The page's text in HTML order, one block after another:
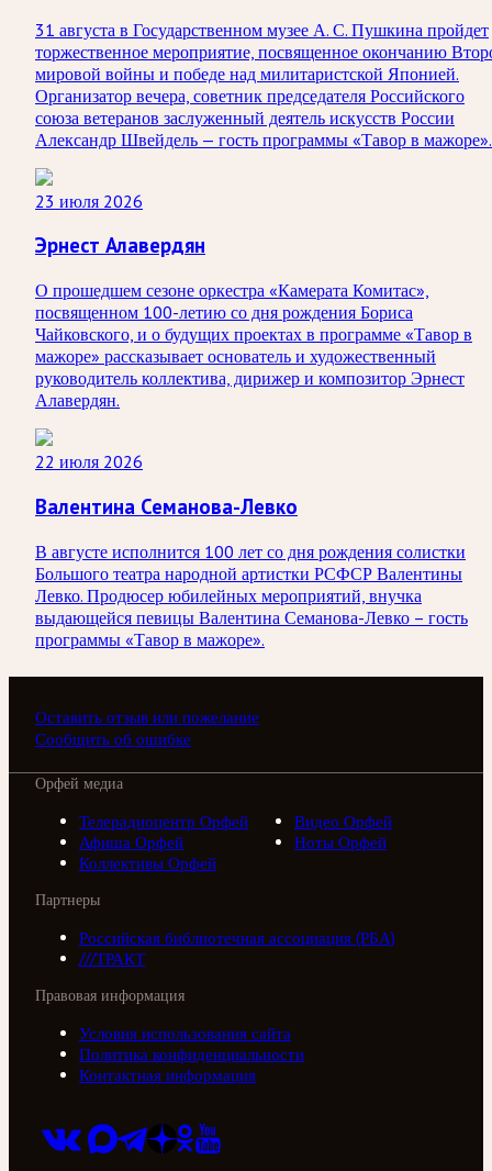
31 августа в Государственном музее А. С. Пушкина пройдет
торжественное мероприятие, посвященное окончанию
мировой войны и победе над милитаристской Японией.
Организатор вечера, советник председателя Российского
союза ветеранов заслуженный деятель искусств России
Александр Швейдель — гость программы «Тавор в мажоре».
23 июля 2026
Эрнест Алавердян
О прошедшем сезоне оркестра «Камерата Комитас»,
посвященном 100-летию со дня рождения Бориса
Чайковского, и о будущих проектах в программе «Тавор в
мажоре» рассказывает основатель и художественный
руководитель коллектива, дирижер и композитор Эрнест
Алавердян.
22 июля 2026
Валентина Семанова-Левко
В августе исполнится 100 лет со дня рождения солистки
Большого театра народной артистки РСФСР Валентины
Левко. Продюсер юбилейных мероприятий, внучка
выдающейся певицы Валентина Семанова-Левко – гость
программы «Тавор в мажоре».
Оставить отзыв или пожелание
Сообщить об ошибке
Орфей медиа
Телерадиоцентр Орфей
Видео Орфей
Афиша Орфей
Ноты Орфей
Коллективы Орфей
Партнеры
Российская библиотечная ассоциация (РБА)
///ТРАКТ
Правовая информация
Условия использования сайта
Политика конфиденциальности
Контактная информация